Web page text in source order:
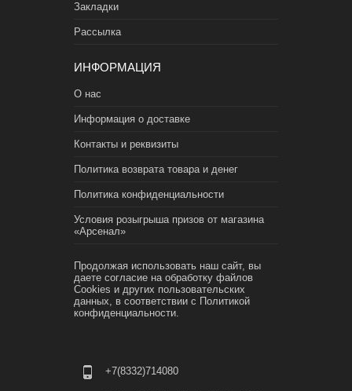
Закладки
Рассылка
ИНФОРМАЦИЯ
О нас
Информация о доставке
Контакты и реквизиты
Политика возврата товара и денег
Политика конфиденциальности
Условия розыгрыша призов от магазина
«Арсенал»
Продолжая использовать наш сайт, вы
даете согласие на обработку файлов
Cookies и других пользовательских
данных, в соответствии с Политикой
конфиденциальности.
+7(8332)714080